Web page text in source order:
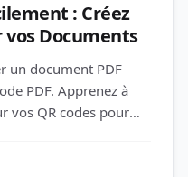
: Créez
vos Documents
un document PDF
PDF. Apprenez à
vos QR codes pour